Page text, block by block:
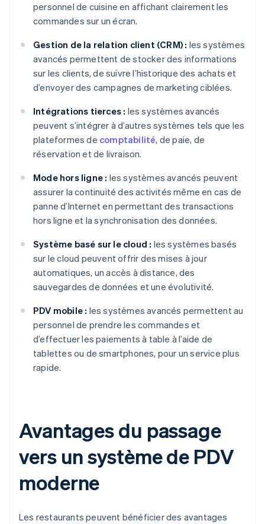
personnel de cuisine en affichant clairement les
commandes sur un écran.
Gestion de la relation client (CRM) : les systèmes
avancés permettent de stocker des informations
sur les clients, de suivre l’historique des achats et
d’envoyer des campagnes de marketing ciblées.
Intégrations tierces : les systèmes avancés
peuvent s’intégrer à d’autres systèmes tels que les
plateformes de comptabilité, de paie, de
réservation et de livraison.
Mode hors ligne : les systèmes avancés peuvent
assurer la continuité des activités même en cas de
panne d’Internet en permettant des transactions
hors ligne et la synchronisation des données.
Système basé sur le cloud : les systèmes basés
sur le cloud peuvent offrir des mises à jour
automatiques, un accès à distance, des
sauvegardes de données et une évolutivité.
PDV mobile : les systèmes avancés permettent au
personnel de prendre les commandes et
d’effectuer les paiements à table à l’aide de
tablettes ou de smartphones, pour un service plus
rapide.
Avantages du passage
vers un système de PDV
moderne
Les restaurants peuvent bénéficier des avantages